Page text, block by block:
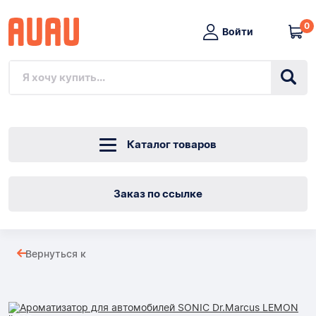
Войти
0
Каталог товаров
Заказ по ссылке
автомобилей
Вернуться к